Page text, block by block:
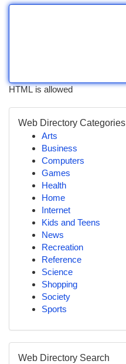
HTML is allowed
Web Directory Categories
Arts
Business
Computers
Games
Health
Home
Internet
Kids and Teens
News
Recreation
Reference
Science
Shopping
Society
Sports
Web Directory Search